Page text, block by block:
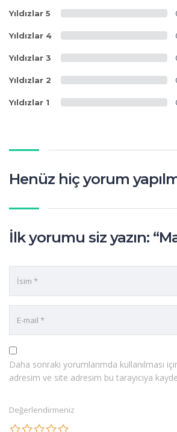
Yıldızlar 5
Yıldızlar 4
Yıldızlar 3
Yıldızlar 2
Yıldızlar 1
Henüz hiç yorum
İlk yorumu siz yazın:
Daha sonraki yorumlarımda kullanılması
adresim ve site adresim bu tarayıcıya
Değerlendirmeniz